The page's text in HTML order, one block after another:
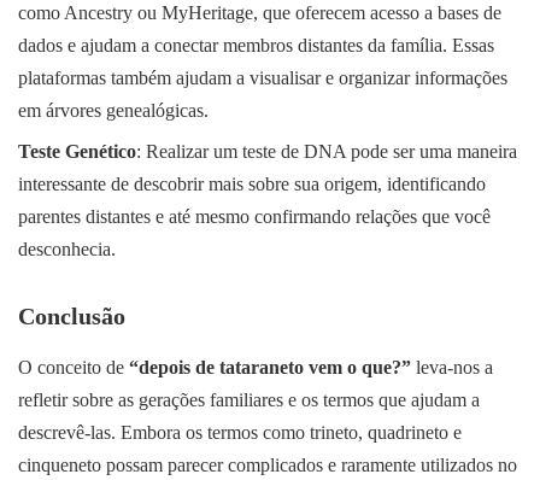
como Ancestry ou MyHeritage, que oferecem acesso a bases de
dados e ajudam a conectar membros distantes da família. Essas
plataformas também ajudam a visualisar e organizar informações
em árvores genealógicas.
Teste Genético: Realizar um teste de DNA pode ser uma maneira
interessante de descobrir mais sobre sua origem, identificando
parentes distantes e até mesmo confirmando relações que você
desconhecia.
Conclusão
O conceito de “depois de tataraneto vem o que?” leva-nos a
refletir sobre as gerações familiares e os termos que ajudam a
descrevê-las. Embora os termos como trineto, quadrineto e
cinqueneto possam parecer complicados e raramente utilizados no